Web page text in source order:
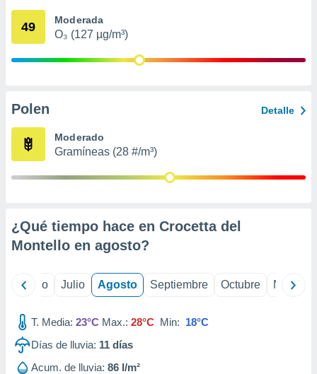
mediante
publicidad
de
49 Moderada
O₃ (127 µg/m³)
Polen Detalle
Moderado
Gramíneas (28 #/m³)
¿Qué tiempo hace en Crocetta del
Montello en agosto?
Junio Julio Agosto Septiembre Octubre
T. Media: 23°C Max.: 28°C Min: 18°C
Días de lluvia: 11 días
Acum. de lluvia: 86 l/m²